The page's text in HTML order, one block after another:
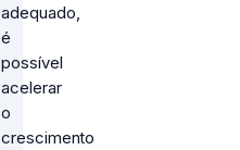
adequado,
é
possível
acelerar
o
crescimento